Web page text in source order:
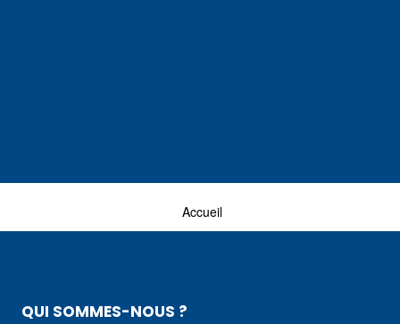
Accueil
QUI SOMMES-NOUS ?